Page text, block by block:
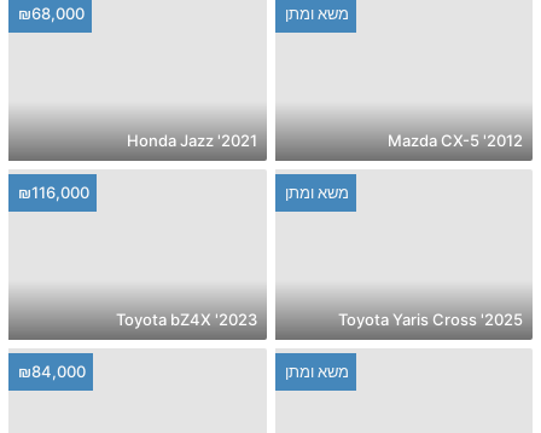
משא ומתן
2012' Mazda CX-5
₪68,000
2021' Honda Jazz
משא ומתן
2025' Toyota Yaris Cross
₪116,000
2023' Toyota bZ4X
משא ומתן ₪84,000